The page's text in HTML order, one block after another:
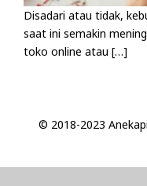
Disadari atau tidak,
saat ini semakin
toko online atau […]
© 2018-2023